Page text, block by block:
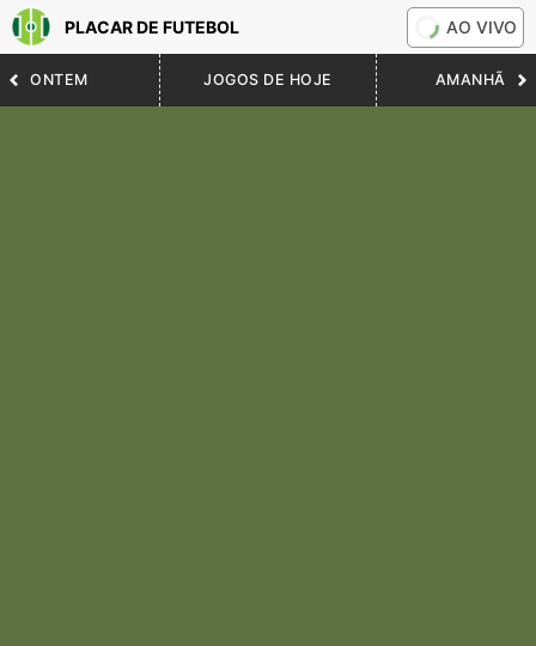
PLACAR DE FUTEBOL AO VIVO
ONTEM JOGOS DE HOJE AMANHÃ